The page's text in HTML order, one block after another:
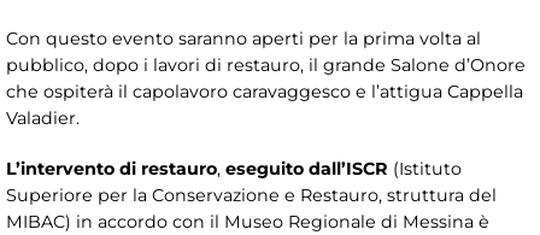
Con questo evento saranno aperti per la prima volta al
pubblico, dopo i lavori di restauro, il grande Salone d’Onore
che ospiterà il capolavoro caravaggesco e l’attigua Cappella
Valadier.
L’intervento di restauro, eseguito dall’ISCR (Istituto
Superiore per la Conservazione e Restauro, struttura del
MIBAC) in accordo con il Museo Regionale di Messina è